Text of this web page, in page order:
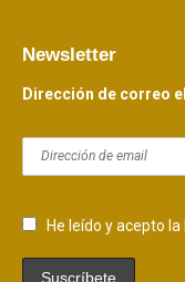
Newsletter
Dirección de correo
He leído y acepto